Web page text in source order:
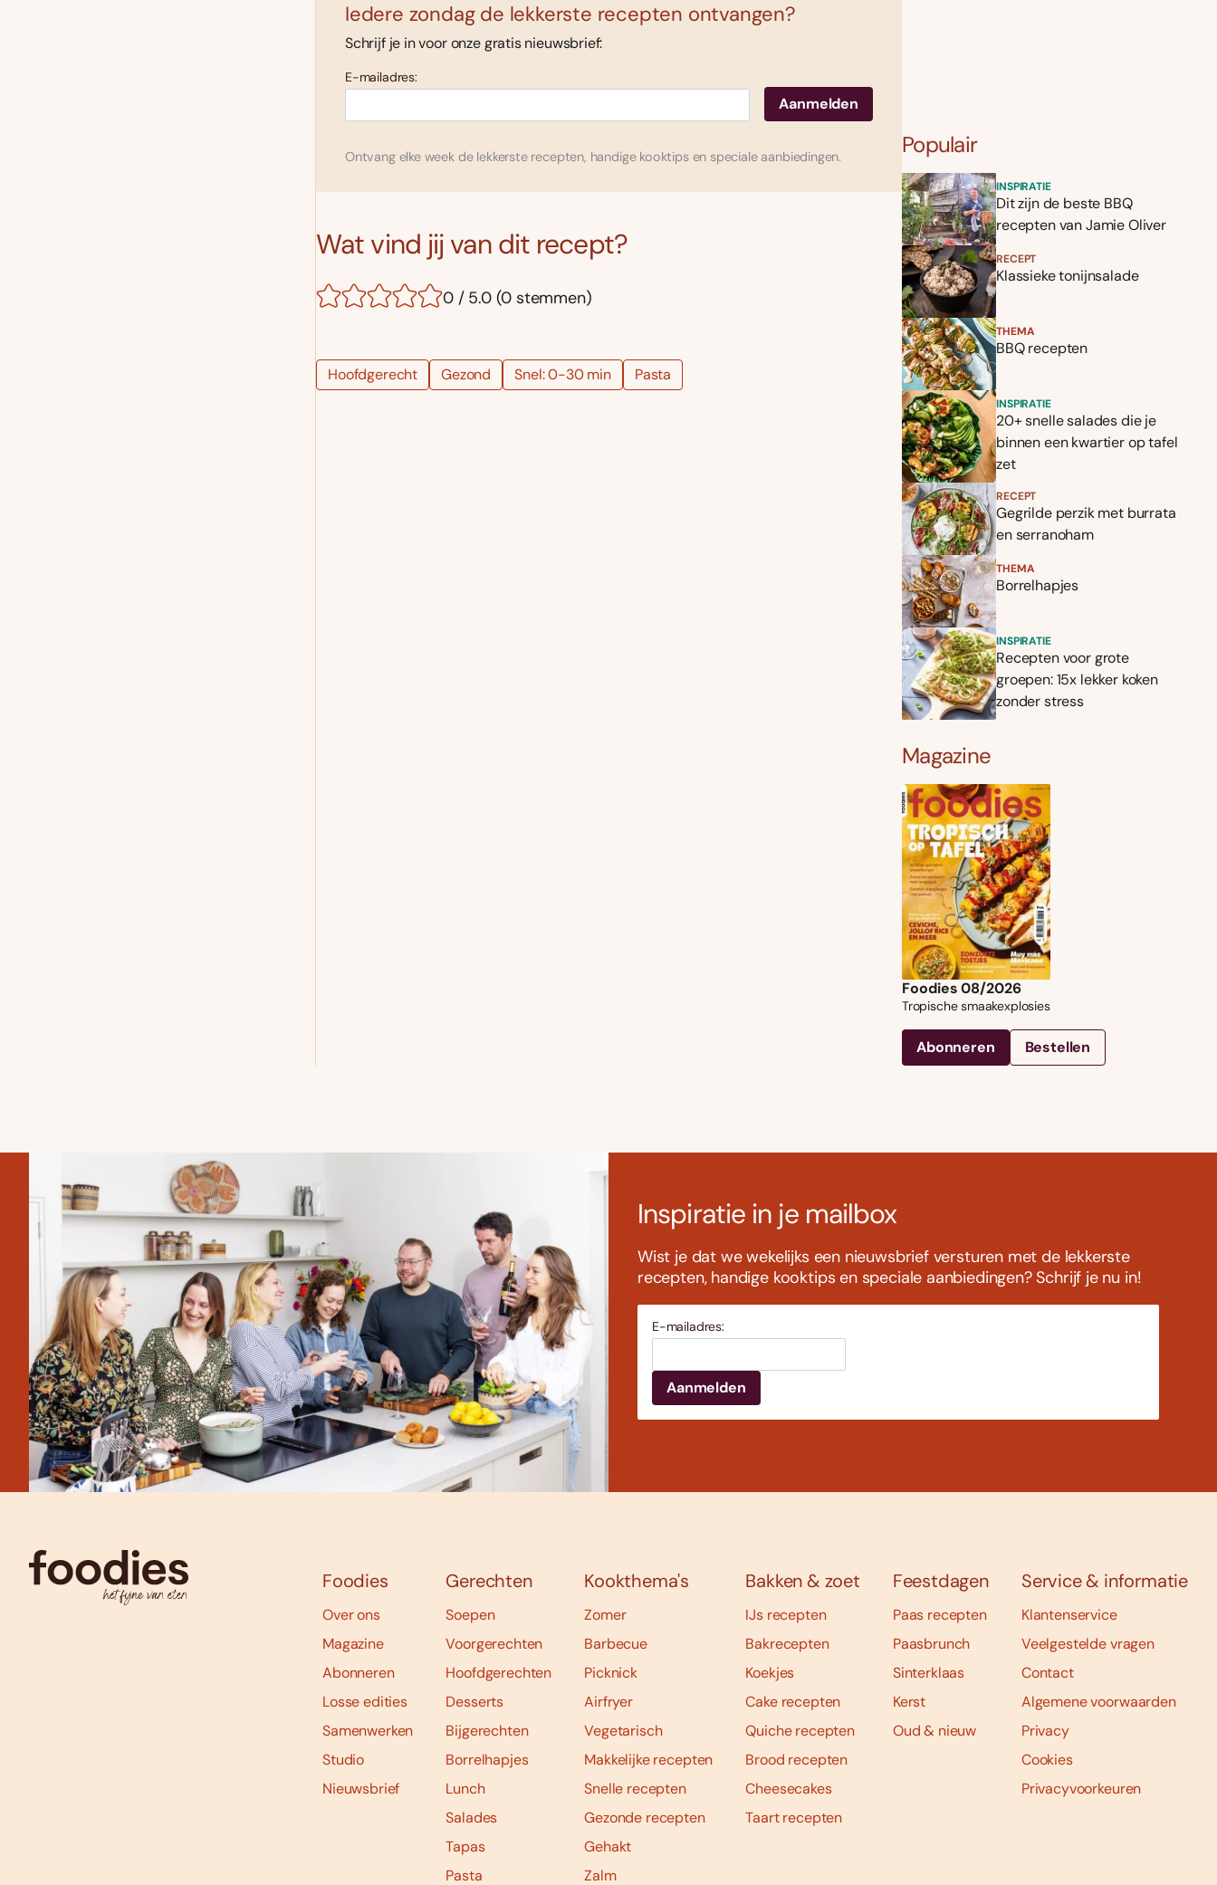
Iedere zondag de lekkerste recepten ontvangen?
Schrijf je in voor onze gratis nieuwsbrief:
E-mailadres:
Ontvang elke week de lekkerste recepten, handige kooktips en speciale aanbiedingen.
Wat vind jij van dit recept?
0 / 5.0 (0 stemmen)
Hoofdgerecht Gezond Snel: 0-30 min Pasta
Populair
INSPIRATIE
Dit zijn de beste BBQ
recepten van Jamie Oliver
RECEPT
Klassieke tonijnsalade
THEMA
BBQ recepten
INSPIRATIE
20+ snelle salades die je
binnen een kwartier op tafel
zet
RECEPT
Gegrilde perzik met burrata
en serranoham
THEMA
Borrelhapjes
INSPIRATIE
Recepten voor grote
groepen: 15x lekker koken
zonder stress
Magazine
Foodies 08/2026
Tropische smaakexplosies
Abonneren Bestellen
Inspiratie in je mailbox
Wist je dat we wekelijks een nieuwsbrief versturen met de lekkerste
recepten, handige kooktips en speciale aanbiedingen? Schrijf je nu in!
E-mailadres:
Foodies
Over ons
Magazine
Abonneren
Losse edities
Samenwerken
Studio
Nieuwsbrief
Gerechten
Soepen
Voorgerechten
Hoofdgerechten
Desserts
Bijgerechten
Borrelhapjes
Lunch
Salades
Tapas
Pasta
Kookthema's
Zomer
Barbecue
Picknick
Airfryer
Vegetarisch
Makkelijke recepten
Snelle recepten
Gezonde recepten
Gehakt
Zalm
Bakken & zoet
IJs recepten
Bakrecepten
Koekjes
Cake recepten
Quiche recepten
Brood recepten
Cheesecakes
Taart recepten
Feestdagen
Paas recepten
Paasbrunch
Sinterklaas
Kerst
Oud & nieuw
Service & informatie
Klantenservice
Veelgestelde vragen
Contact
Algemene voorwaarden
Privacy
Cookies
Privacyvoorkeuren